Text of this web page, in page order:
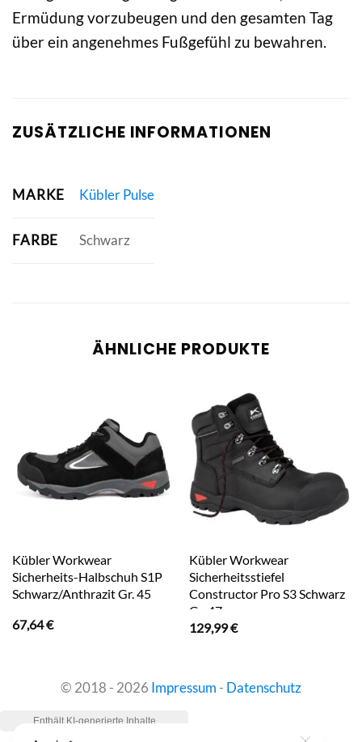
Ermüdung vorzubeugen und den gesamten Tag
über ein angenehmes Fußgefühl zu bewahren.
ZUSÄTZLICHE INFORMATIONEN
MARKE Kübler Pulse
FARBE Schwarz
ÄHNLICHE PRODUKTE
Kübler Workwear
Sicherheits-Halbschuh S1P
Schwarz/Anthrazit Gr. 45
67,64€
Kübler Workwear
Sicherheitsstiefel
Constructor Pro S3 Schwarz
Gr. 47
129,99€
© 2018 - 2026 Impressum - Datenschutz